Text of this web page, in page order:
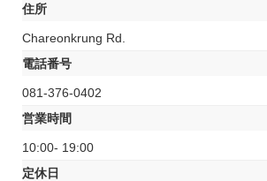
住所
Chareonkrung Rd.
電話番号
081-376-0402
営業時間
10:00- 19:00
定休日